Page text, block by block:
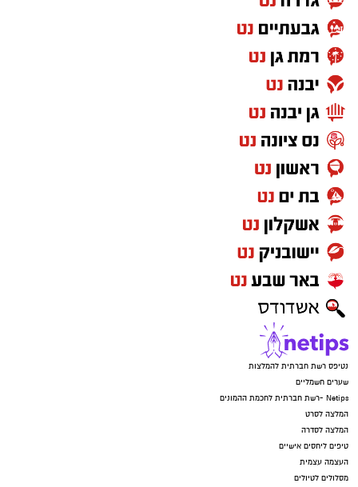
נטיפס רשת חברתית להמלצות
שערים חשמליים
Netips -רשת חברתית לחכמת ההמונים
המלצה לסרט
המלצה לסדרה
טיפים ליחסים אישיים
העצמה עצמית
מסלולים לטיולים